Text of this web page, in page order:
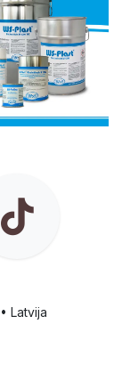
Latvija